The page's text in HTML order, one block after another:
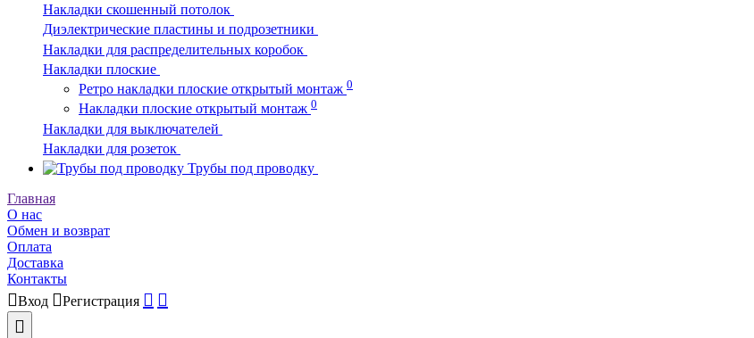
Накладки скошенный потолок
Диэлектрические пластины и подрозетники
Накладки для распределительных коробок
Накладки плоские
Ретро накладки плоские открытый монтаж 0
Накладки плоские открытый монтаж 0
Накладки для выключателей
Накладки для розеток
Трубы под проводку
Главная
О нас
Обмен и возврат
Оплата
Доставка
Контакты
Вход
Регистрация